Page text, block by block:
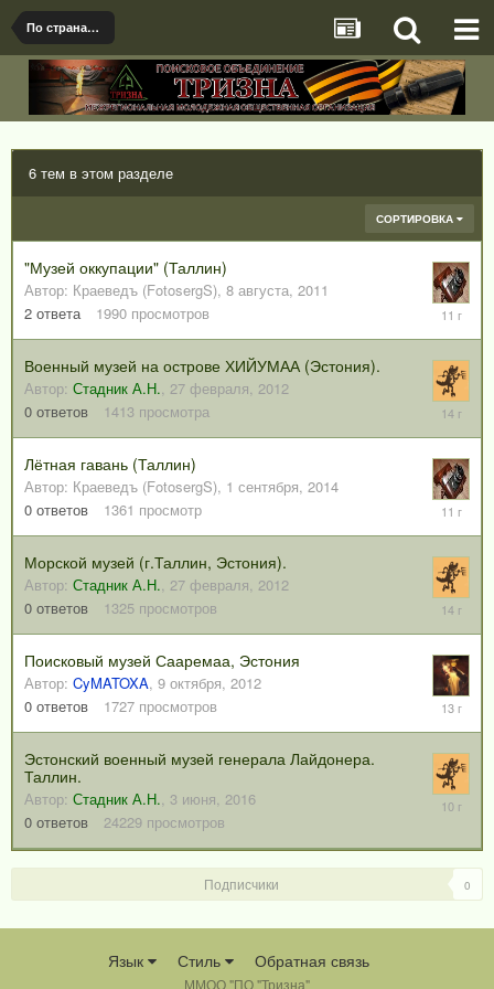
По странам и регионам
6 тем в этом разделе
СОРТИРОВКА
"Музей оккупации" (Таллин)
Автор: Краеведъ (FotosergS), 8 августа, 2011
2 ответа 1990 просмотров
20
2015
Военный музей на острове ХИЙУМАА (Эстония).
Автор: Стадник А.Н., 27 февраля, 2012
0 ответов 1413 просмотра
27
2012
Лётная гавань (Таллин)
Автор: Краеведъ (FotosergS), 1 сентября, 2014
0 ответов 1361 просмотр
2014
Морской музей (г.Таллин, Эстония).
Автор: Стадник А.Н., 27 февраля, 2012
0 ответов 1325 просмотров
27
2012
Поисковый музей Сааремаа, Эстония
Автор: CyMATOXA, 9 октября, 2012
0 ответов 1727 просмотров
2012
Эстонский военный музей генерала Лайдонера.
Таллин.
Автор: Стадник А.Н., 3 июня, 2016
0 ответов 24229 просмотров
Подписчики 0
Язык Стиль Обратная связь
ММОО "ПО "Тризна"